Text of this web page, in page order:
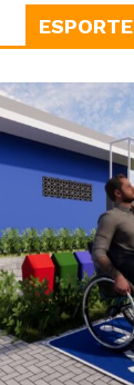
ESPORTE